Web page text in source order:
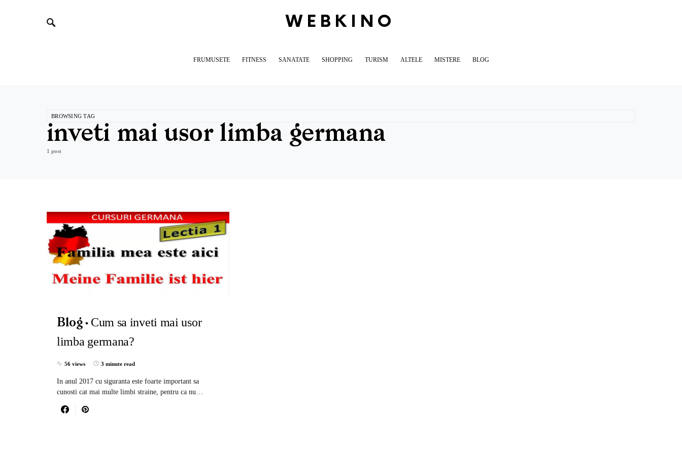
WEBKINO
FRUMUSETE FITNESS SANATATE SHOPPING TURISM ALTELE MISTERE BLOG
BROWSING TAG
inveti mai usor limba germana
1 post
Blog
Cum sa inveti mai usor
limba germana?
56 views 3 minute read
In anul 2017 cu siguranta este foarte important sa
cunosti cat mai multe limbi straine, pentru ca nu…